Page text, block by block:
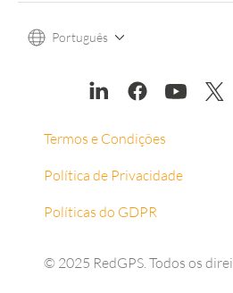
Português
Termos e Condições
Política de Privacidade
Políticas do GDPR
© 2025 RedGPS. Todos os